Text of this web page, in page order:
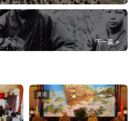
下一篇
资讯